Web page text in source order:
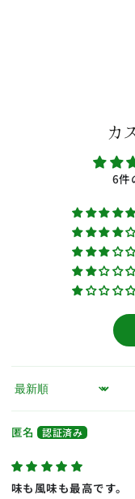
カ
6件
Sort by
匿名
味も風味も最高です。